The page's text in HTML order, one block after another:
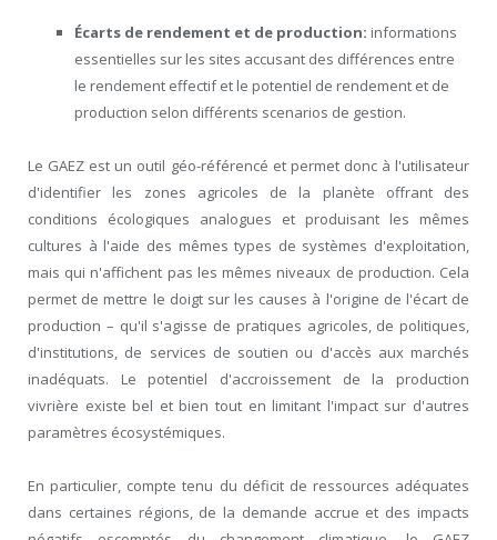
Écarts de rendement et de production: informations
essentielles sur les sites accusant des différences entre
le rendement effectif et le potentiel de rendement et de
production selon différents scenarios de gestion.
Le GAEZ est un outil géo-référencé et permet donc à l'utilisateur
d'identifier les zones agricoles de la planète offrant des
conditions écologiques analogues et produisant les mêmes
cultures à l'aide des mêmes types de systèmes d'exploitation,
mais qui n'affichent pas les mêmes niveaux de production. Cela
permet de mettre le doigt sur les causes à l'origine de l'écart de
production – qu'il s'agisse de pratiques agricoles, de politiques,
d'institutions, de services de soutien ou d'accès aux marchés
inadéquats. Le potentiel d'accroissement de la production
vivrière existe bel et bien tout en limitant l'impact sur d'autres
paramètres écosystémiques.
En particulier, compte tenu du déficit de ressources adéquates
dans certaines régions, de la demande accrue et des impacts